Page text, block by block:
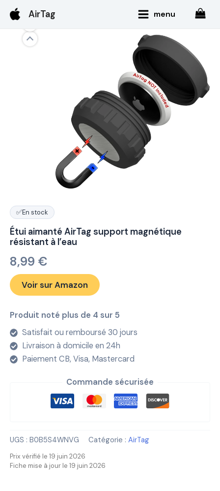
contenu
AirTag
Main
Menu
menu
✅En stock
Étui aimanté AirTag support magnétique
résistant à l’eau
8,99 €
Voir sur Amazon
Produit noté plus de 4 sur 5
Satisfait ou remboursé 30 jours
Livraison à domicile en 24h
Paiement CB, Visa, Mastercard
Commande sécurisée
UGS : B0B5S4WNVG Catégorie : AirTag
Prix vérifié le 19 juin 2026
Fiche mise à jour le 19 juin 2026